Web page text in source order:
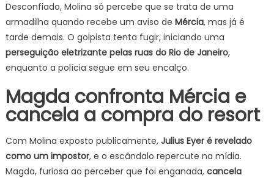
Desconfiado, Molina só percebe que se trata de uma
armadilha quando recebe um aviso de Mércia, mas já é
tarde demais. O golpista tenta fugir, iniciando uma
perseguição eletrizante pelas ruas do Rio de Janeiro,
enquanto a polícia segue em seu encalço.
Magda confronta Mércia e
cancela a compra do resort
Com Molina exposto publicamente, Julius Eyer é revelado
como um impostor, e o escândalo repercute na mídia.
Magda, furiosa ao perceber que foi enganada, cancela